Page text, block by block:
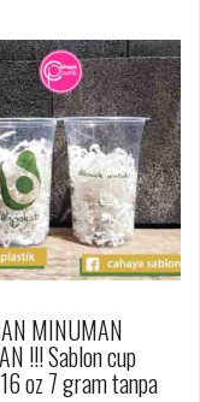
MINUMAN
!!! Sablon cup
oz 7 gram tanpa